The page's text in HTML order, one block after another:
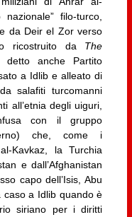
filo-turco,
da Deir el Zor verso
ricostruito da The
detto anche Partito
a Idlib e alleato di
salafiti turcomanni
all’etnia degli uiguri,
con il gruppo
che, come i
Kavkaz, la Turchia
e dall’Afghanistan
capo dell’Isis, Abu
caso a Idlib quando è
siriano per i diritti